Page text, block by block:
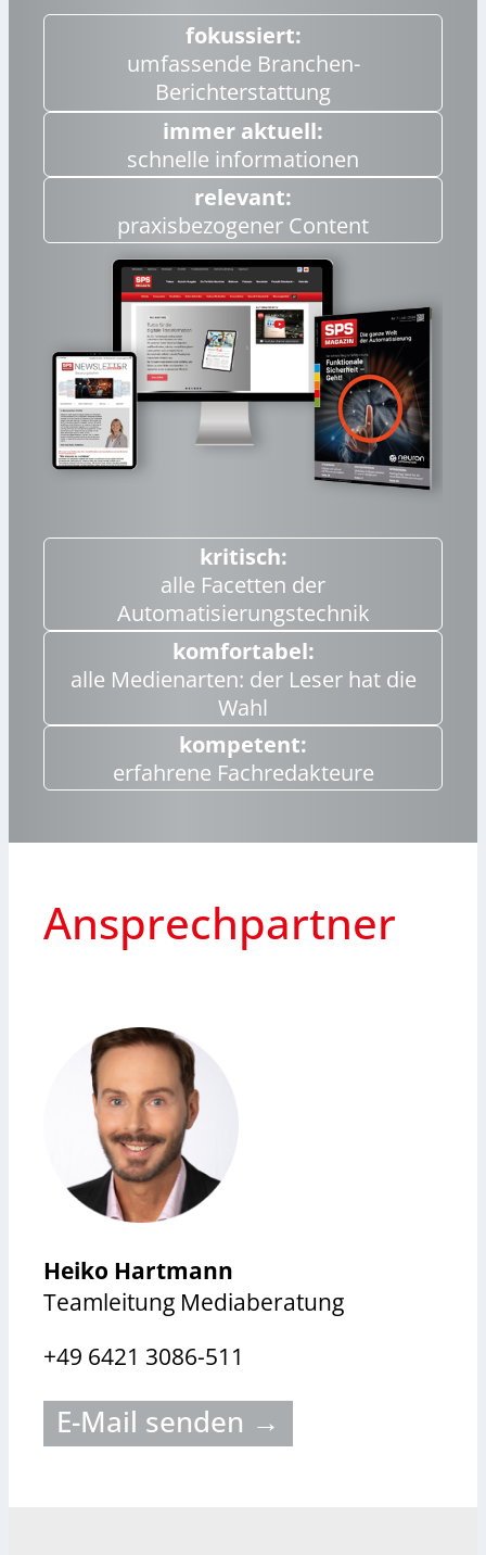
fokussiert:
umfassende Branchen-
Berichterstattung
immer aktuell:
schnelle informationen
relevant:
praxisbezogener Content
kritisch:
alle Facetten der
Automatisierungstechnik
komfortabel:
alle Medienarten: der Leser hat die
Wahl
kompetent:
erfahrene Fachredakteure
Ansprechpartner
Heiko Hartmann
Teamleitung Mediaberatung
+49 6421 3086-511
E-Mail senden